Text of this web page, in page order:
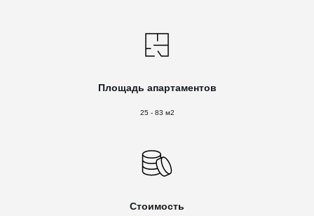
Площадь апартаментов
25 - 83 м2
Стоимость